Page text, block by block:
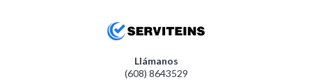
Llámanos
(608) 8643529